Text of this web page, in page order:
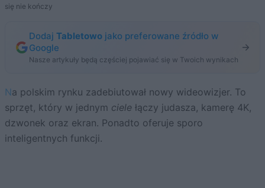
się nie kończy
Dodaj Tabletowo jako preferowane źródło w
Google
Nasze artykuły będą częściej pojawiać się w Twoich wynikach
Na polskim rynku zadebiutował nowy wideowizjer. To
sprzęt, który w jednym ciele łączy judasza, kamerę 4K,
dzwonek oraz ekran. Ponadto oferuje sporo
inteligentnych funkcji.